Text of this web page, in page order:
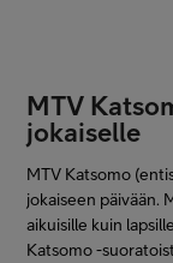
MTV
jokaiselle
MTV Katsomo
jokaiseen päivään.
aikuisille kuin
Katsomo -